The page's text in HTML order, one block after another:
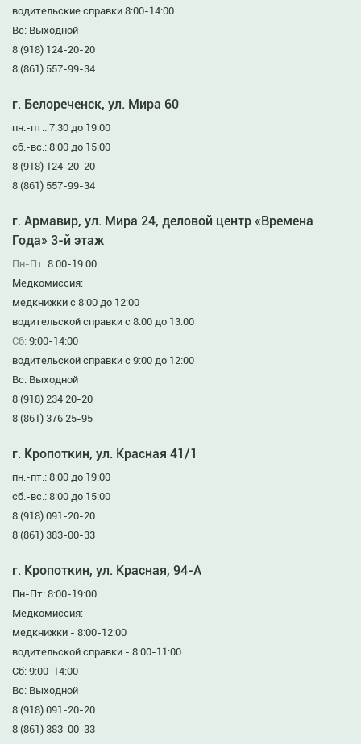
водительские справки 8:00-14:00
Вс: Выходной
8 (918) 124-20-20
8 (861) 557-99-34
г. Белореченск, ул. Мира 60
пн.-пт.: 7:30 до 19:00
сб.-вс.: 8:00 до 15:00
8 (918) 124-20-20
8 (861) 557-99-34
г. Армавир, ул. Мира 24, деловой центр «Времена
Года» 3-й этаж
Пн-Пт: 8:00-19:00
Медкомиссия:
медкнижки с 8:00 до 12:00
водительской справки с 8:00 до 13:00
Сб: 9:00-14:00
водительской справки с 9:00 до 12:00
Вс: Выходной
8 (918) 234 20-20
8 (861) 376 25-95
г. Кропоткин, ул. Красная 41/1
пн.-пт.: 8:00 до 19:00
сб.-вс.: 8:00 до 15:00
8 (918) 091-20-20
8 (861) 383-00-33
г. Кропоткин, ул. Красная, 94-А
Пн-Пт: 8:00-19:00
Медкомиссия:
медкнижки - 8:00-12:00
водительской справки - 8:00-11:00
Сб: 9:00-14:00
Вс: Выходной
8 (918) 091-20-20
8 (861) 383-00-33